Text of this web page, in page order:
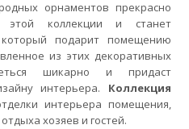
орнаментов прекрасно
этой коллекции и станет
подарит помещению
из этих декоративных
шикарно и придаст
интерьера. Коллекция
интерьера помещения,
хозяев и гостей.